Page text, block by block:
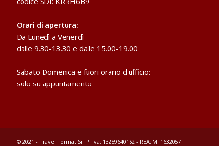
Orari di apertura:
Da Lunedì a Venerdì
dalle 9.30-13.30 e dalle 15.00-19.00
Sabato Domenica e fuori orario d'ufficio:
solo su appuntamento
© 2021 - Travel Format Srl P. Iva: 13259640152 - REA: MI 1632057